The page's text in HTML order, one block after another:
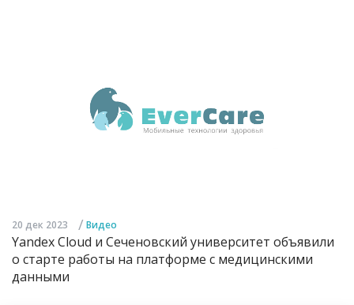
20 дек 2023 / Видео
Yandex Cloud и Сеченовский университет объявили
о старте работы на платформе с медицинскими
данными